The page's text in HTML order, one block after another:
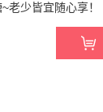
老少皆宜随心享！